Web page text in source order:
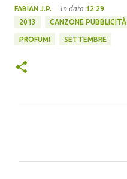
FABIAN J.P. in data 12:29
2013
CANZONE PUBBLICITÀ
PROFUMI SETTEMBRE